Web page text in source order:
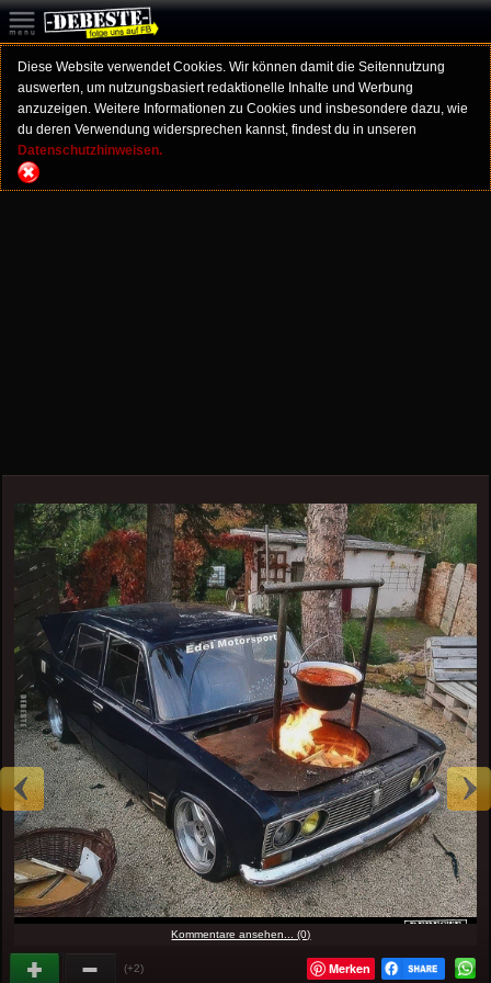
Diese Website verwendet Cookies. Wir können damit die Seitennutzung
auswerten, um nutzungsbasiert redaktionelle Inhalte und Werbung
anzuzeigen. Weitere Informationen zu Cookies und insbesondere dazu, wie
du deren Verwendung widersprechen kannst, findest du in unseren
Datenschutzhinweisen.
Kommentare ansehen... (0)
(+2) Merken